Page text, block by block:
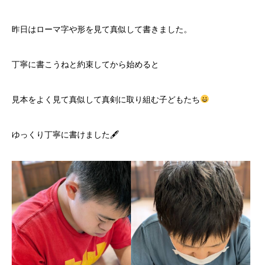
昨日はローマ字や形を見て真似して書きました。
丁寧に書こうねと約束してから始めると
見本をよく見て真似して真剣に取り組む子どもたち
ゆっくり丁寧に書けました🖋